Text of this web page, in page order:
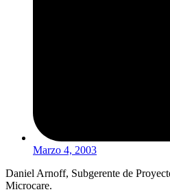
Marzo 4, 2003
Daniel Arnoff, Subgerente de
Microcare.